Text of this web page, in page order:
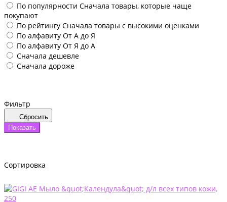
По популярности Сначала товары, которые чаще
покупают
По рейтингу Сначала товары с высокими оценками
По алфавиту От А до Я
По алфавиту От Я до А
Сначала дешевле
Сначала дороже
Фильтр
Сбросить
Показать
Сортировка